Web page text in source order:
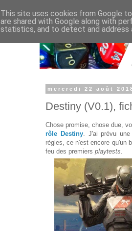
mercredi 22 août
Destiny (V0.1),
Chose promise, chose due,
rôle Destiny. J'ai prévu une
règles, ce n'est encore qu'un
feu des premiers playtests
This site uses cookies from Google
are shared with Google along with
statistics, and to detect and address